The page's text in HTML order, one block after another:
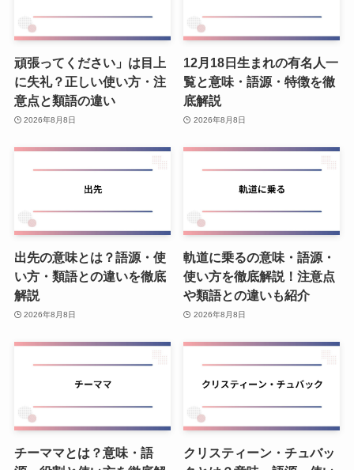
頑張ってください」は目上
に失礼？正しい使い方・注
意点と類語の違い
2026年8月8日
12月18日生まれの有名人一
覧と意味・語源・特徴を徹
底解説
2026年8月8日
出先の意味とは？語源・使
い方・類語との違いを徹底
解説
2026年8月8日
軌道に乗るの意味・語源・
使い方を徹底解説！注意点
や類語との違いも紹介
2026年8月8日
チーママとは？意味・語
クリスティーン・チュバッ